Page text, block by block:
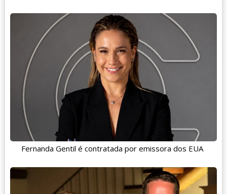
Fernanda Gentil é contratada por emissora dos EUA